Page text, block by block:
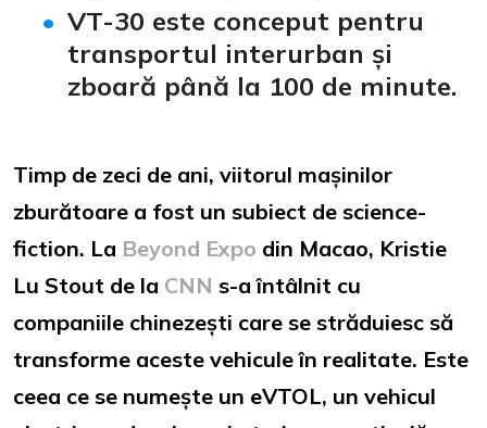
VT-30 este conceput pentru
transportul interurban și
zboară până la 100 de minute.
Timp de zeci de ani, viitorul mașinilor
zburătoare a fost un subiect de science-
fiction. La Beyond Expo din Macao, Kristie
Lu Stout de la CNN s-a întâlnit cu
companiile chinezești care se străduiesc să
transforme aceste vehicule în realitate. Este
ceea ce se numește un eVTOL, un vehicul